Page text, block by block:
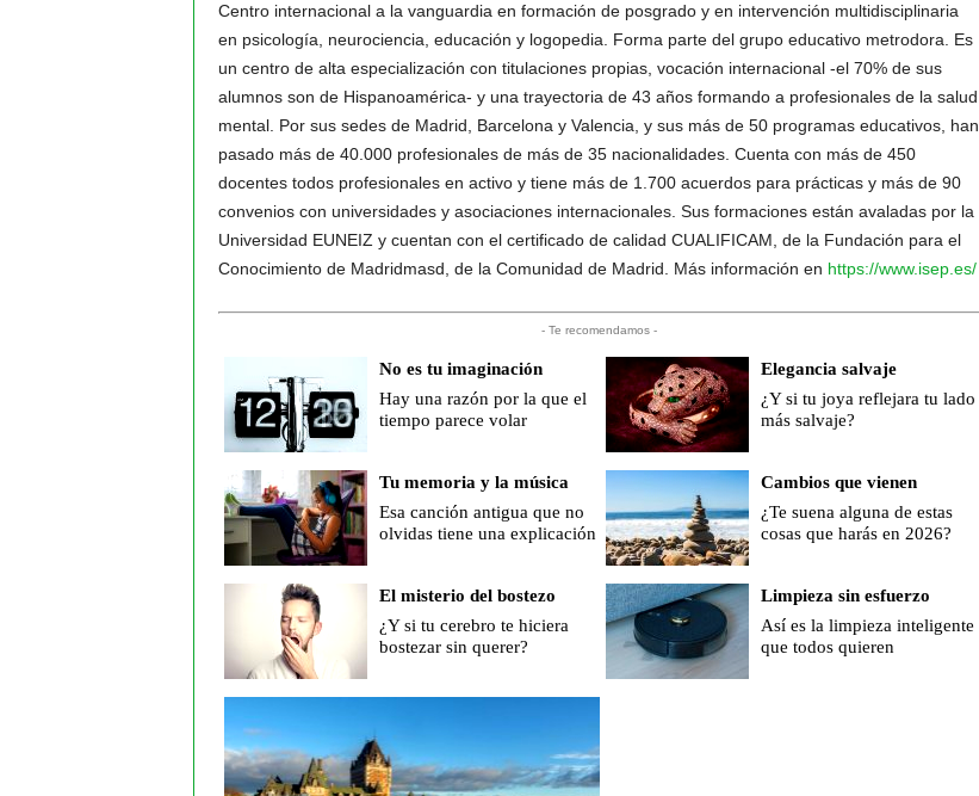
Centro internacional a la vanguardia en formación de posgrado y en intervención multidisciplinaria
en psicología, neurociencia, educación y logopedia. Forma parte del grupo educativo metrodora. Es
un centro de alta especialización con titulaciones propias, vocación internacional -el 70% de sus
alumnos son de Hispanoamérica- y una trayectoria de 43 años formando a profesionales de la salud
mental. Por sus sedes de Madrid, Barcelona y Valencia, y sus más de 50 programas educativos, han
pasado más de 40.000 profesionales de más de 35 nacionalidades. Cuenta con más de 450
docentes todos profesionales en activo y tiene más de 1.700 acuerdos para prácticas y más de 90
convenios con universidades y asociaciones internacionales. Sus formaciones están avaladas por la
Universidad EUNEIZ y cuentan con el certificado de calidad CUALIFICAM, de la Fundación para el
Conocimiento de Madridmasd, de la Comunidad de Madrid. Más información en https://www.isep.es/
- Te recomendamos -
No es tu imaginación
Hay una razón por la que el
tiempo parece volar
Elegancia salvaje
¿Y si tu joya reflejara tu lado
más salvaje?
Tu memoria y la música
Esa canción antigua que no
olvidas tiene una explicación
Cambios que vienen
¿Te suena alguna de estas
cosas que harás en 2026?
El misterio del bostezo
¿Y si tu cerebro te hiciera
bostezar sin querer?
Limpieza sin esfuerzo
Así es la limpieza inteligente
que todos quieren